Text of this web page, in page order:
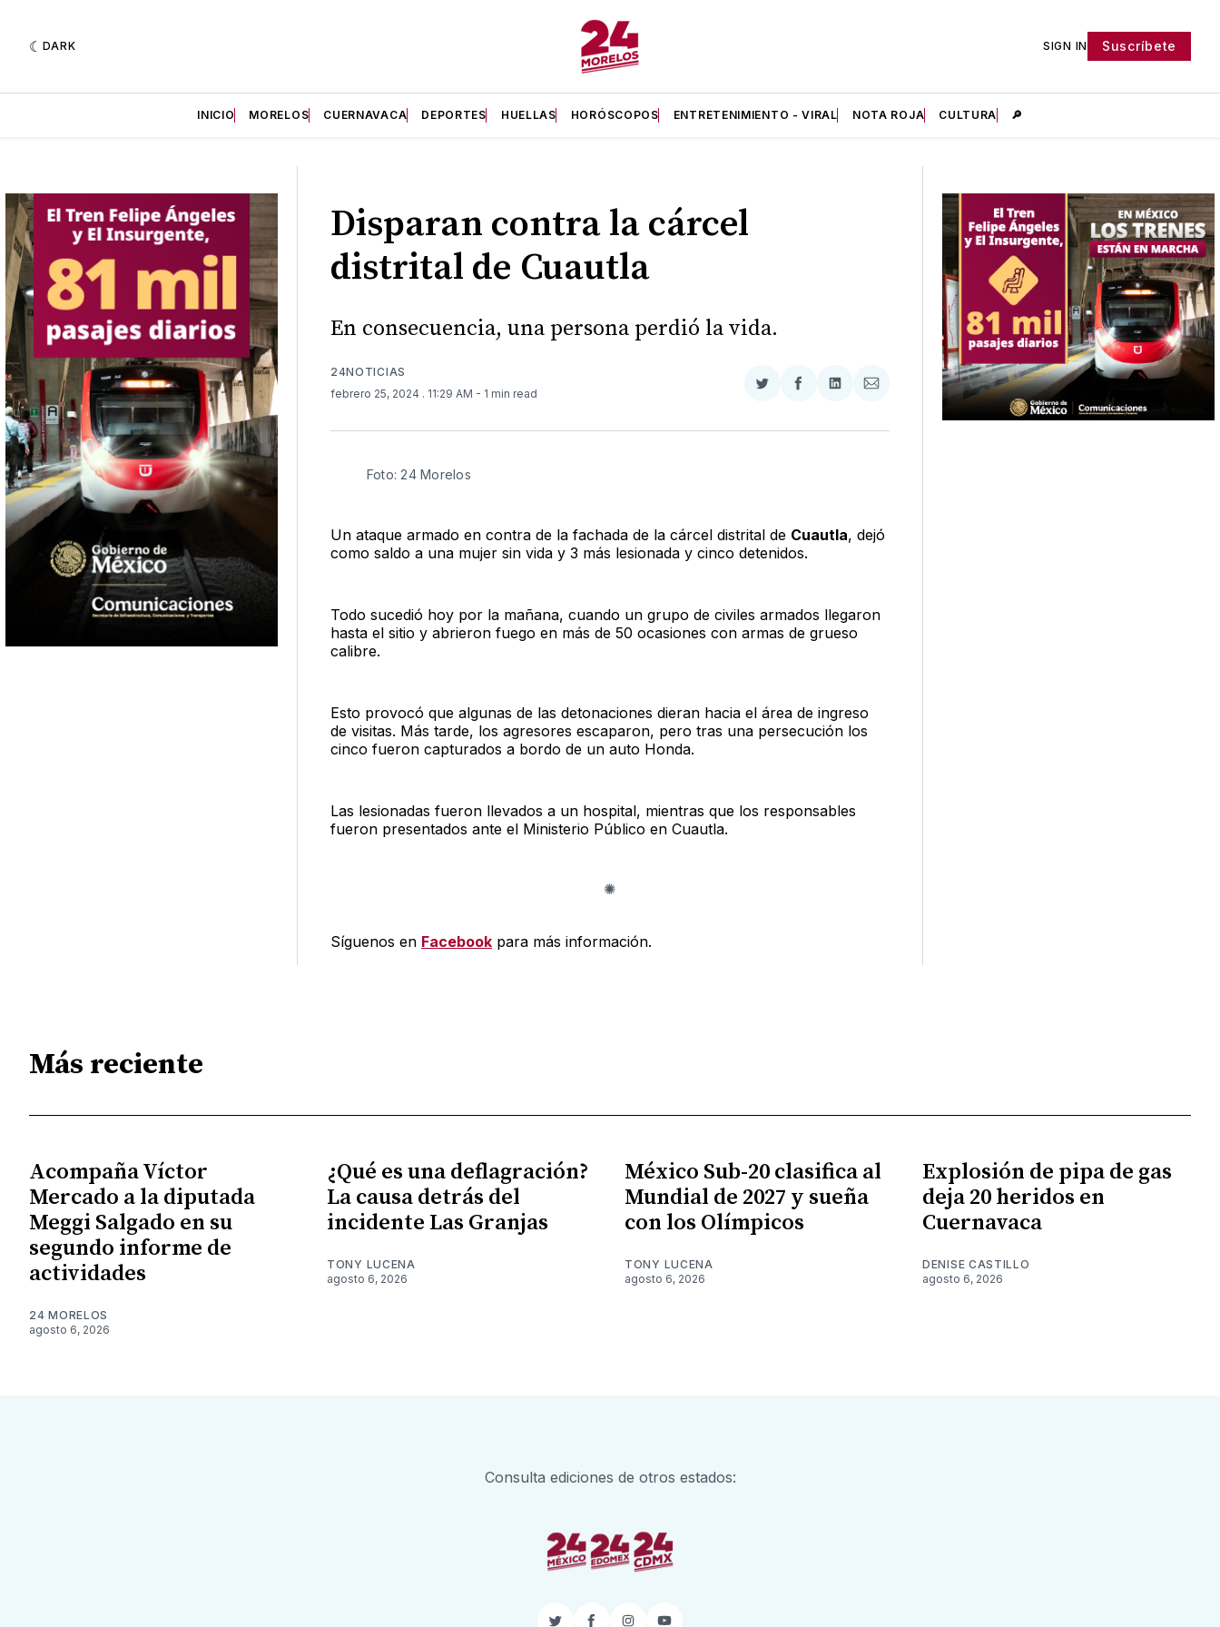
DARK SIGN IN Suscríbete
INICIO MORELOS CUERNAVACA DEPORTES HUELLAS HORÓSCOPOS ENTRETENIMIENTO - VIRAL NOTA ROJA CULTURA 🔎
Disparan contra la cárcel
distrital de Cuautla
En consecuencia, una persona perdió la vida.
24NOTICIAS
febrero 25, 2024 . 11:29 AM - 1 min read
Compartir
Twitter
Compartir
Facebook
Compartir
LinkedIn
Compartir
Email
Foto: 24 Morelos
Un ataque armado en contra de la fachada de la cárcel distrital de Cuautla, dejó
como saldo a una mujer sin vida y 3 más lesionada y cinco detenidos.
Todo sucedió hoy por la mañana, cuando un grupo de civiles armados llegaron
hasta el sitio y abrieron fuego en más de 50 ocasiones con armas de grueso
calibre.
Esto provocó que algunas de las detonaciones dieran hacia el área de ingreso
de visitas. Más tarde, los agresores escaparon, pero tras una persecución los
cinco fueron capturados a bordo de un auto Honda.
Las lesionadas fueron llevados a un hospital, mientras que los responsables
fueron presentados ante el Ministerio Público en Cuautla.
Síguenos en Facebookpara más información.
Más reciente
Acompaña Víctor
Mercado a la diputada
Meggi Salgado en su
segundo informe de
actividades
24 MORELOS
agosto 6, 2026
¿Qué es una deflagración?
La causa detrás del
incidente Las Granjas
TONY LUCENA
agosto 6, 2026
México Sub-20 clasifica al
Mundial de 2027 y sueña
con los Olímpicos
TONY LUCENA
agosto 6, 2026
Explosión de pipa de gas
deja 20 heridos en
Cuernavaca
DENISE CASTILLO
agosto 6, 2026
Consulta ediciones de otros estados: